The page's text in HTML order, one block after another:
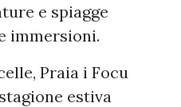
e spiagge
immersioni.
Praia i Focu
estiva